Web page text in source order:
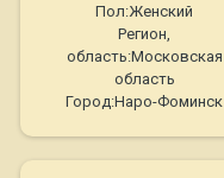
Пол:Женский
Регион,
область:Московская
область
Город:Наро-Фоминск